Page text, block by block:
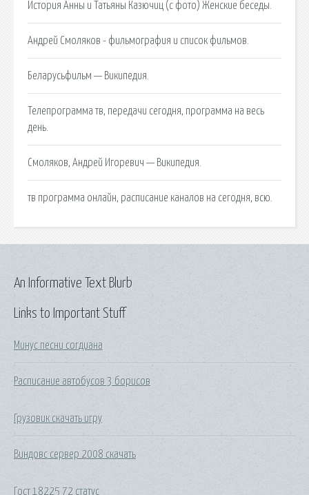
История Анны и Татьяны Казючиц (с фото) Женские беседы.
Андрей Смоляков - фильмография и список фильмов.
Беларусьфильм — Википедия.
Телепрограмма тв, передачи сегодня, программа на весь
день.
Смоляков, Андрей Игоревич — Википедия.
тв программа онлайн, расписание каналов на сегодня, всю.
Links to Important Stuff
Минус песни согдиана
Расписание автобусов 3 борисов
Грузовик скачать игру
Виндовс сервер 2008 скачать
Гост 18225 72 статус
An Informative Text Blurb